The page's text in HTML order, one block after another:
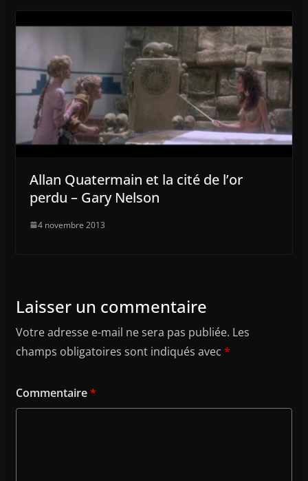
Allan Quatermain et la cité de l’or
perdu – Gary Nelson
4 novembre 2013
Laisser un commentaire
Votre adresse e-mail ne sera pas publiée. Les
champs obligatoires sont indiqués avec *
Commentaire*